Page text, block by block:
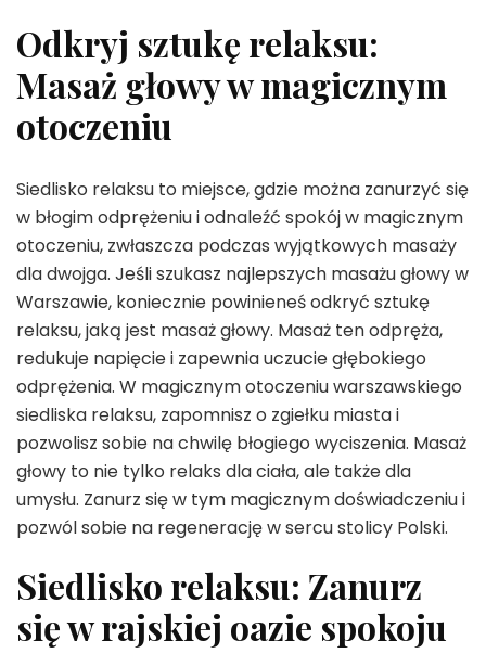
Odkryj sztukę relaksu:
Masaż głowy w magicznym
otoczeniu
Siedlisko relaksu to miejsce, gdzie można zanurzyć się
w błogim odprężeniu i odnaleźć spokój w magicznym
otoczeniu, zwłaszcza podczas wyjątkowych masaży
dla dwojga. Jeśli szukasz najlepszych masażu głowy w
Warszawie, koniecznie powinieneś odkryć sztukę
relaksu, jaką jest masaż głowy. Masaż ten odpręża,
redukuje napięcie i zapewnia uczucie głębokiego
odprężenia. W magicznym otoczeniu warszawskiego
siedliska relaksu, zapomnisz o zgiełku miasta i
pozwolisz sobie na chwilę błogiego wyciszenia. Masaż
głowy to nie tylko relaks dla ciała, ale także dla
umysłu. Zanurz się w tym magicznym doświadczeniu i
pozwól sobie na regenerację w sercu stolicy Polski.
Siedlisko relaksu: Zanurz
się w rajskiej oazie spokoju